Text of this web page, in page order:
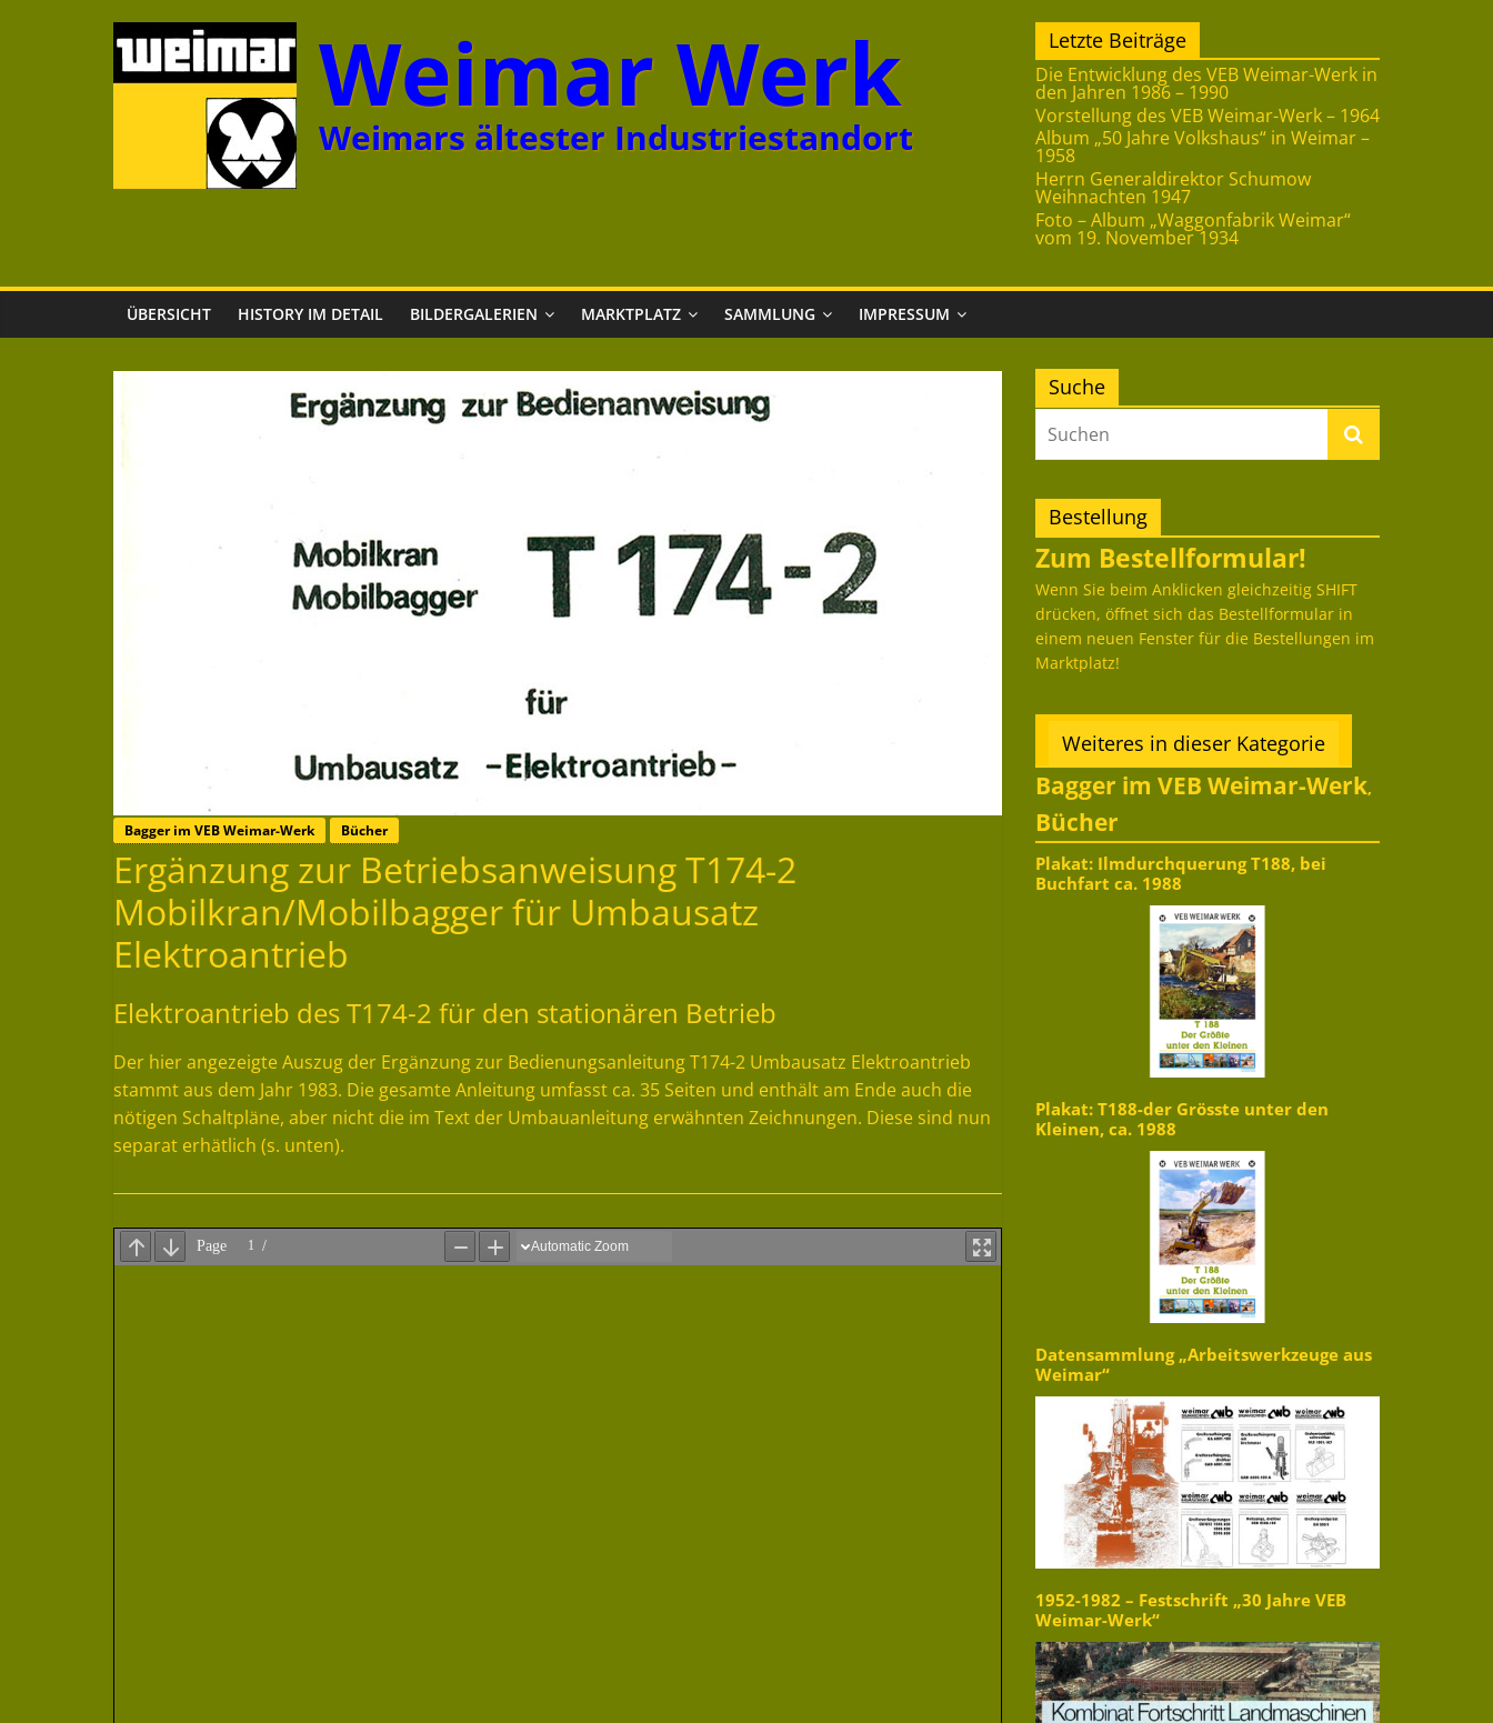
Weimar Werk
Weimars ältester Industriestandort
Letzte Beiträge
Die Entwicklung des VEB Weimar-Werk in
den Jahren 1986 – 1990
Vorstellung des VEB Weimar-Werk – 1964
Album „50 Jahre Volkshaus“ in Weimar –
1958
Herrn Generaldirektor Schumow
Weihnachten 1947
Foto – Album „Waggonfabrik Weimar“
vom 19. November 1934
ÜBERSICHT HISTORY IM DETAIL BILDERGALERIEN MARKTPLATZ SAMMLUNG IMPRESSUM
Bagger im VEB Weimar-Werk Bücher
Ergänzung zur Betriebsanweisung T174-2
Mobilkran/Mobilbagger für Umbausatz
Elektroantrieb
Elektroantrieb des T174-2 für den stationären Betrieb
Der hier angezeigte Auszug der Ergänzung zur Bedienungsanleitung T174-2 Umbausatz Elektroantrieb
stammt aus dem Jahr 1983. Die gesamte Anleitung umfasst ca. 35 Seiten und enthält am Ende auch die
nötigen Schaltpläne, aber nicht die im Text der Umbauanleitung erwähnten Zeichnungen. Diese sind nun
separat erhätlich (s. unten).
Suche
Bestellung
Zum Bestellformular!
Wenn Sie beim Anklicken gleichzeitig SHIFT
drücken, öffnet sich das Bestellformular in
einem neuen Fenster für die Bestellungen im
Marktplatz!
Weiteres in dieser Kategorie
Bagger im VEB Weimar-Werk,
Bücher
Plakat: Ilmdurchquerung T188, bei
Buchfart ca. 1988
Plakat: T188-der Grösste unter den
Kleinen, ca. 1988
Datensammlung „Arbeitswerkzeuge aus
Weimar“
1952-1982 – Festschrift „30 Jahre VEB
Weimar-Werk“